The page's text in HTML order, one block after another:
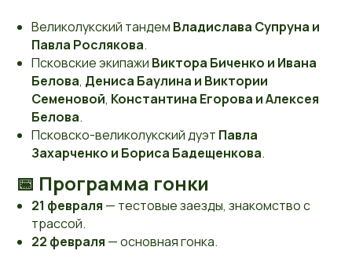
Великолукский тандем Владислава Супруна и
Павла Рослякова.
Псковские экипажи Виктора Биченко и Ивана
Белова, Дениса Баулина и Виктории
Семеновой, Константина Егорова и Алексея
Белова.
Псковско-великолукский дуэт Павла
Захарченко и Бориса Бадещенкова.
📅 Программа гонки
21 февраля — тестовые заезды, знакомство с
трассой.
22 февраля — основная гонка.